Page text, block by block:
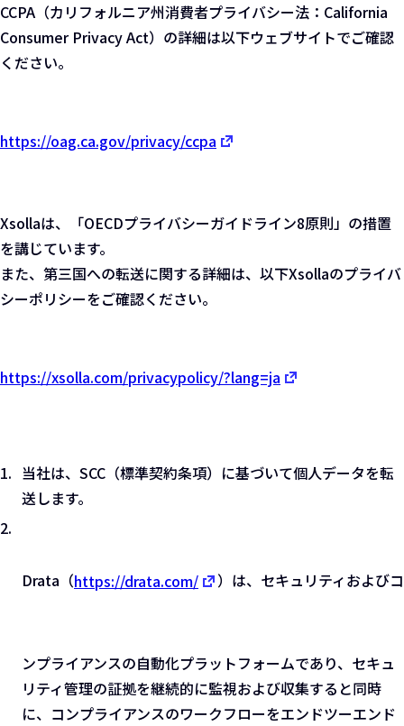
CCPA（カリフォルニア州消費者プライバシー法：California
Consumer Privacy Act）の詳細は以下ウェブサイトでご確認
ください。
https://oag.ca.gov/privacy/ccpa
Xsollaは、「OECDプライバシーガイドライン8原則」の措置
を講じています。
また、第三国への転送に関する詳細は、以下Xsollaのプライバ
シーポリシーをご確認ください。
https://xsolla.com/privacypolicy/?lang=ja
当社は、SCC（標準契約条項）に基づいて個人データを転
送します。
Drata（https://drata.com/ ）は、セキュリティおよびコ
ンプライアンスの自動化プラットフォームであり、セキュ
リティ管理の証拠を継続的に監視および収集すると同時
に、コンプライアンスのワークフローをエンドツーエンド